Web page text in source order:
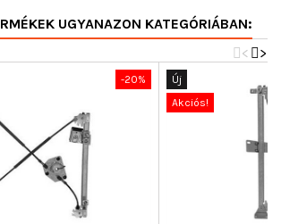
UGYANAZON KATEGÓRIÁBAN:
>
<
-20%
Új
Akciós!